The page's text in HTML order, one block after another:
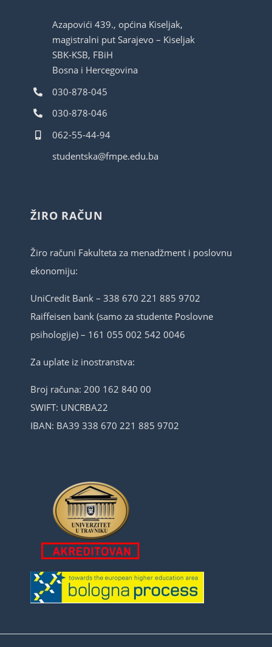
Azapovići 439., općina Kiseljak,
magistralni put Sarajevo – Kiseljak
SBK-KSB, FBiH
Bosna i Hercegovina
030-878-045
030-878-046
062-55-44-94
studentska@fmpe.edu.ba
ŽIRO RAČUN
Žiro računi Fakulteta za menadžment i poslovnu
ekonomiju:
UniCredit Bank – 338 670 221 885 9702
Raiffeisen bank (samo za studente Poslovne
psihologije) – 161 055 002 542 0046
Za uplate iz inostranstva:
Broj računa: 200 162 840 00
SWIFT: UNCRBA22
IBAN: BA39 338 670 221 885 9702